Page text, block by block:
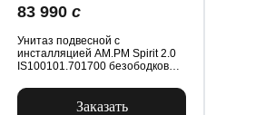
83 990 c
Унитаз подвесной с
инсталляцией AM.PM Spirit 2.0
IS100101.701700 безободковый,
клавишей, белый
Заказать